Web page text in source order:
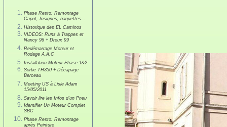
Phase Resto: Remontage
Capot, Insignes, baguettes...
Historique des EL Caminos
VIDEOS: Runs à Trappes et
Nancy 96 + Dreux 99
Redémarrage Moteur et
Rodage A.A.C
Installation Moteur Phase 1&2
Sortie TH350 + Décapage
Berceau
Meeting US à Lisle Adam
15/05/2011
Savoir lire les Infos d'un Pneu
Identifier Un Moteur Complet
SBC
Phase Resto: Remontage